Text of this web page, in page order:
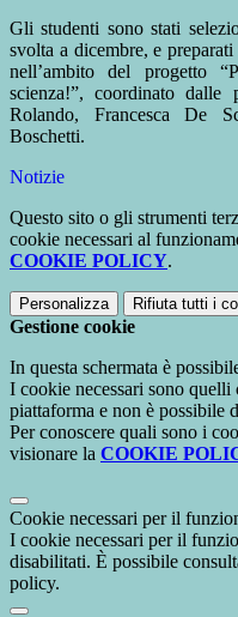
Gli studenti sono stati
svolta a dicembre, e
nell’ambito del progetto
scienza!”, coordinato dalle
Rolando, Francesca De
Boschetti.
Notizie
Questo sito o gli strumenti
cookie necessari al
COOKIE POLICY.
Personalizza Rifiuta tutti i
Gestione cookie
In questa schermata è
I cookie necessari sono
piattaforma e non è possibile
Per conoscere quali sono i
visionare la COOKIE
Cookie necessari per il
I cookie necessari per il
disabilitati. È possibile
policy.